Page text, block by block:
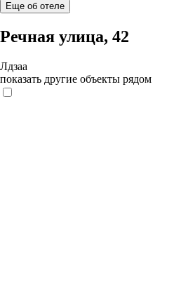
Еще об отеле
Речная улица, 42
Лдзаа
показать другие объекты рядом